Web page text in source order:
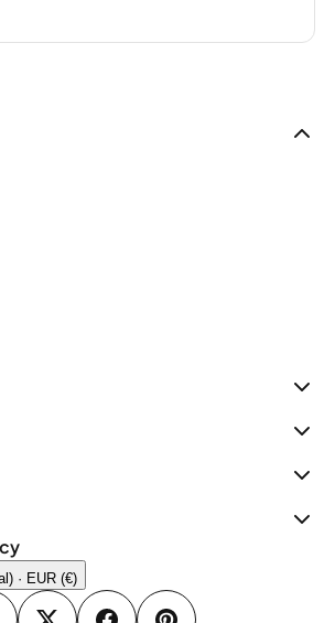
· EUR (€)